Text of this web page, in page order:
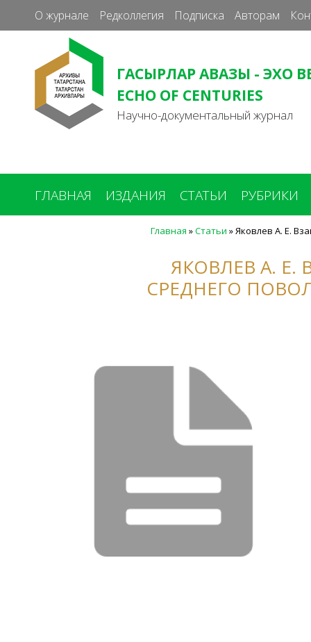
О журнале Редколлегия Подписка Авторам
ГАСЫРЛАР АВАЗЫ - ЭХО
ECHO OF CENTURIES
Научно-документальный журнал
ГЛАВНАЯ ИЗДАНИЯ СТАТЬИ РУБРИКИ
Главная »Статьи »Яковлев А. Е.
ЯКОВЛЕВ А.
СРЕДНЕГО